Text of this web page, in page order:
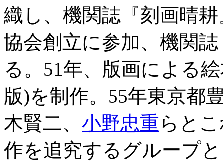
織し、機関誌『刻画晴
協会創立に参加、機関
る。51年、版画による
版)を制作。55年東京都
木賢二、 小野忠重らと
作を追究するグループ